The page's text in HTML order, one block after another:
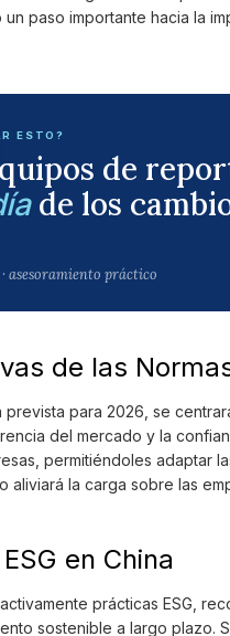
paso importante hacia la
ESTO?
de
de los
asesoramiento práctico
de las
para 2026, se
del mercado y la
permitiéndoles adaptar
aliviará la carga sobre las
en China
prácticas ESG,
sostenible a largo plazo.